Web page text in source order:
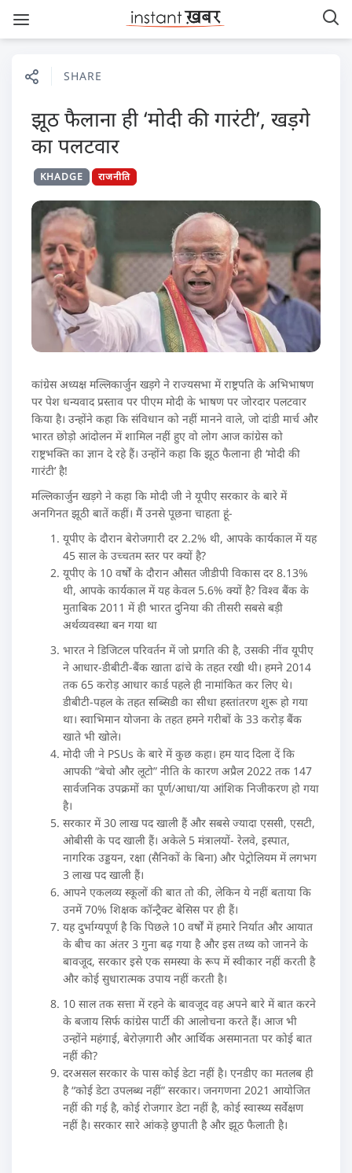
SHARE
झूठ फैलाना ही ‘मोदी की गारंटी’, खड़गे
का पलटवार
KHADGE राजनीति
कांग्रेस अध्यक्ष मल्लिकार्जुन खड़गे ने राज्यसभा में राष्ट्रपति के अभिभाषण
पर पेश धन्यवाद प्रस्ताव पर पीएम मोदी के भाषण पर जोरदार पलटवार
किया है। उन्होंने कहा कि संविधान को नहीं मानने वाले, जो दांडी मार्च और
भारत छोड़ो आंदोलन में शामिल नहीं हुए वो लोग आज कांग्रेस को
राष्ट्रभक्ति का ज्ञान दे रहे हैं। उन्होंने कहा कि झूठ फैलाना ही ‘मोदी की
गारंटी’ है!
मल्लिकार्जुन खड़गे ने कहा कि मोदी जी ने यूपीए सरकार के बारे में
अनगिनत झूठी बातें कहीं। मैं उनसे पूछना चाहता हूं-
यूपीए के दौरान बेरोजगारी दर 2.2% थी, आपके कार्यकाल में यह
45 साल के उच्चतम स्तर पर क्यों है?
यूपीए के 10 वर्षों के दौरान औसत जीडीपी विकास दर 8.13%
थी, आपके कार्यकाल में यह केवल 5.6% क्यों है? विश्व बैंक के
मुताबिक 2011 में ही भारत दुनिया की तीसरी सबसे बड़ी
अर्थव्यवस्था बन गया था
भारत ने डिजिटल परिवर्तन में जो प्रगति की है, उसकी नींव यूपीए
ने आधार-डीबीटी-बैंक खाता ढांचे के तहत रखी थी। हमने 2014
तक 65 करोड़ आधार कार्ड पहले ही नामांकित कर लिए थे।
डीबीटी-पहल के तहत सब्सिडी का सीधा हस्तांतरण शुरू हो गया
था। स्वाभिमान योजना के तहत हमने गरीबों के 33 करोड़ बैंक
खाते भी खोले।
मोदी जी ने PSUs के बारे में कुछ कहा। हम याद दिला दें कि
आपकी “बेचो और लूटो” नीति के कारण अप्रैल 2022 तक 147
सार्वजनिक उपक्रमों का पूर्ण/आधा/या आंशिक निजीकरण हो गया
है।
सरकार में 30 लाख पद खाली हैं और सबसे ज्यादा एससी, एसटी,
ओबीसी के पद खाली हैं। अकेले 5 मंत्रालयों- रेलवे, इस्पात,
नागरिक उड्डयन, रक्षा (सैनिकों के बिना) और पेट्रोलियम में लगभग
3 लाख पद खाली हैं।
आपने एकलव्य स्कूलों की बात तो की, लेकिन ये नहीं बताया कि
उनमें 70% शिक्षक कॉन्ट्रैक्ट बेसिस पर ही हैं।
यह दुर्भाग्यपूर्ण है कि पिछले 10 वर्षों में हमारे निर्यात और आयात
के बीच का अंतर 3 गुना बढ़ गया है और इस तथ्य को जानने के
बावजूद, सरकार इसे एक समस्या के रूप में स्वीकार नहीं करती है
और कोई सुधारात्मक उपाय नहीं करती है।
10 साल तक सत्ता में रहने के बावजूद वह अपने बारे में बात करने
के बजाय सिर्फ कांग्रेस पार्टी की आलोचना करते हैं। आज भी
उन्होंने महंगाई, बेरोज़गारी और आर्थिक असमानता पर कोई बात
नहीं की?
दरअसल सरकार के पास कोई डेटा नहीं है। एनडीए का मतलब ही
है “कोई डेटा उपलब्ध नहीं” सरकार। जनगणना 2021 आयोजित
नहीं की गई है, कोई रोजगार डेटा नहीं है, कोई स्वास्थ्य सर्वेक्षण
नहीं है। सरकार सारे आंकड़े छुपाती है और झूठ फैलाती है।